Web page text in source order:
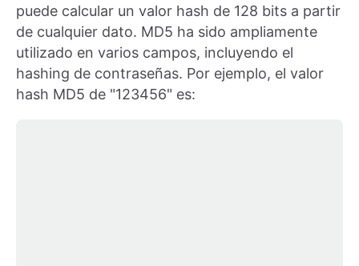
puede calcular un valor hash de 128 bits a partir
de cualquier dato. MD5 ha sido ampliamente
utilizado en varios campos, incluyendo el
hashing de contraseñas. Por ejemplo, el valor
hash MD5 de "123456" es: